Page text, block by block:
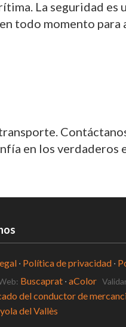
La seguridad es
todo momento para
en los verdaderos
· Política de privacidad ·
Buscaprat ·aColor
del conductor de
del Vallès